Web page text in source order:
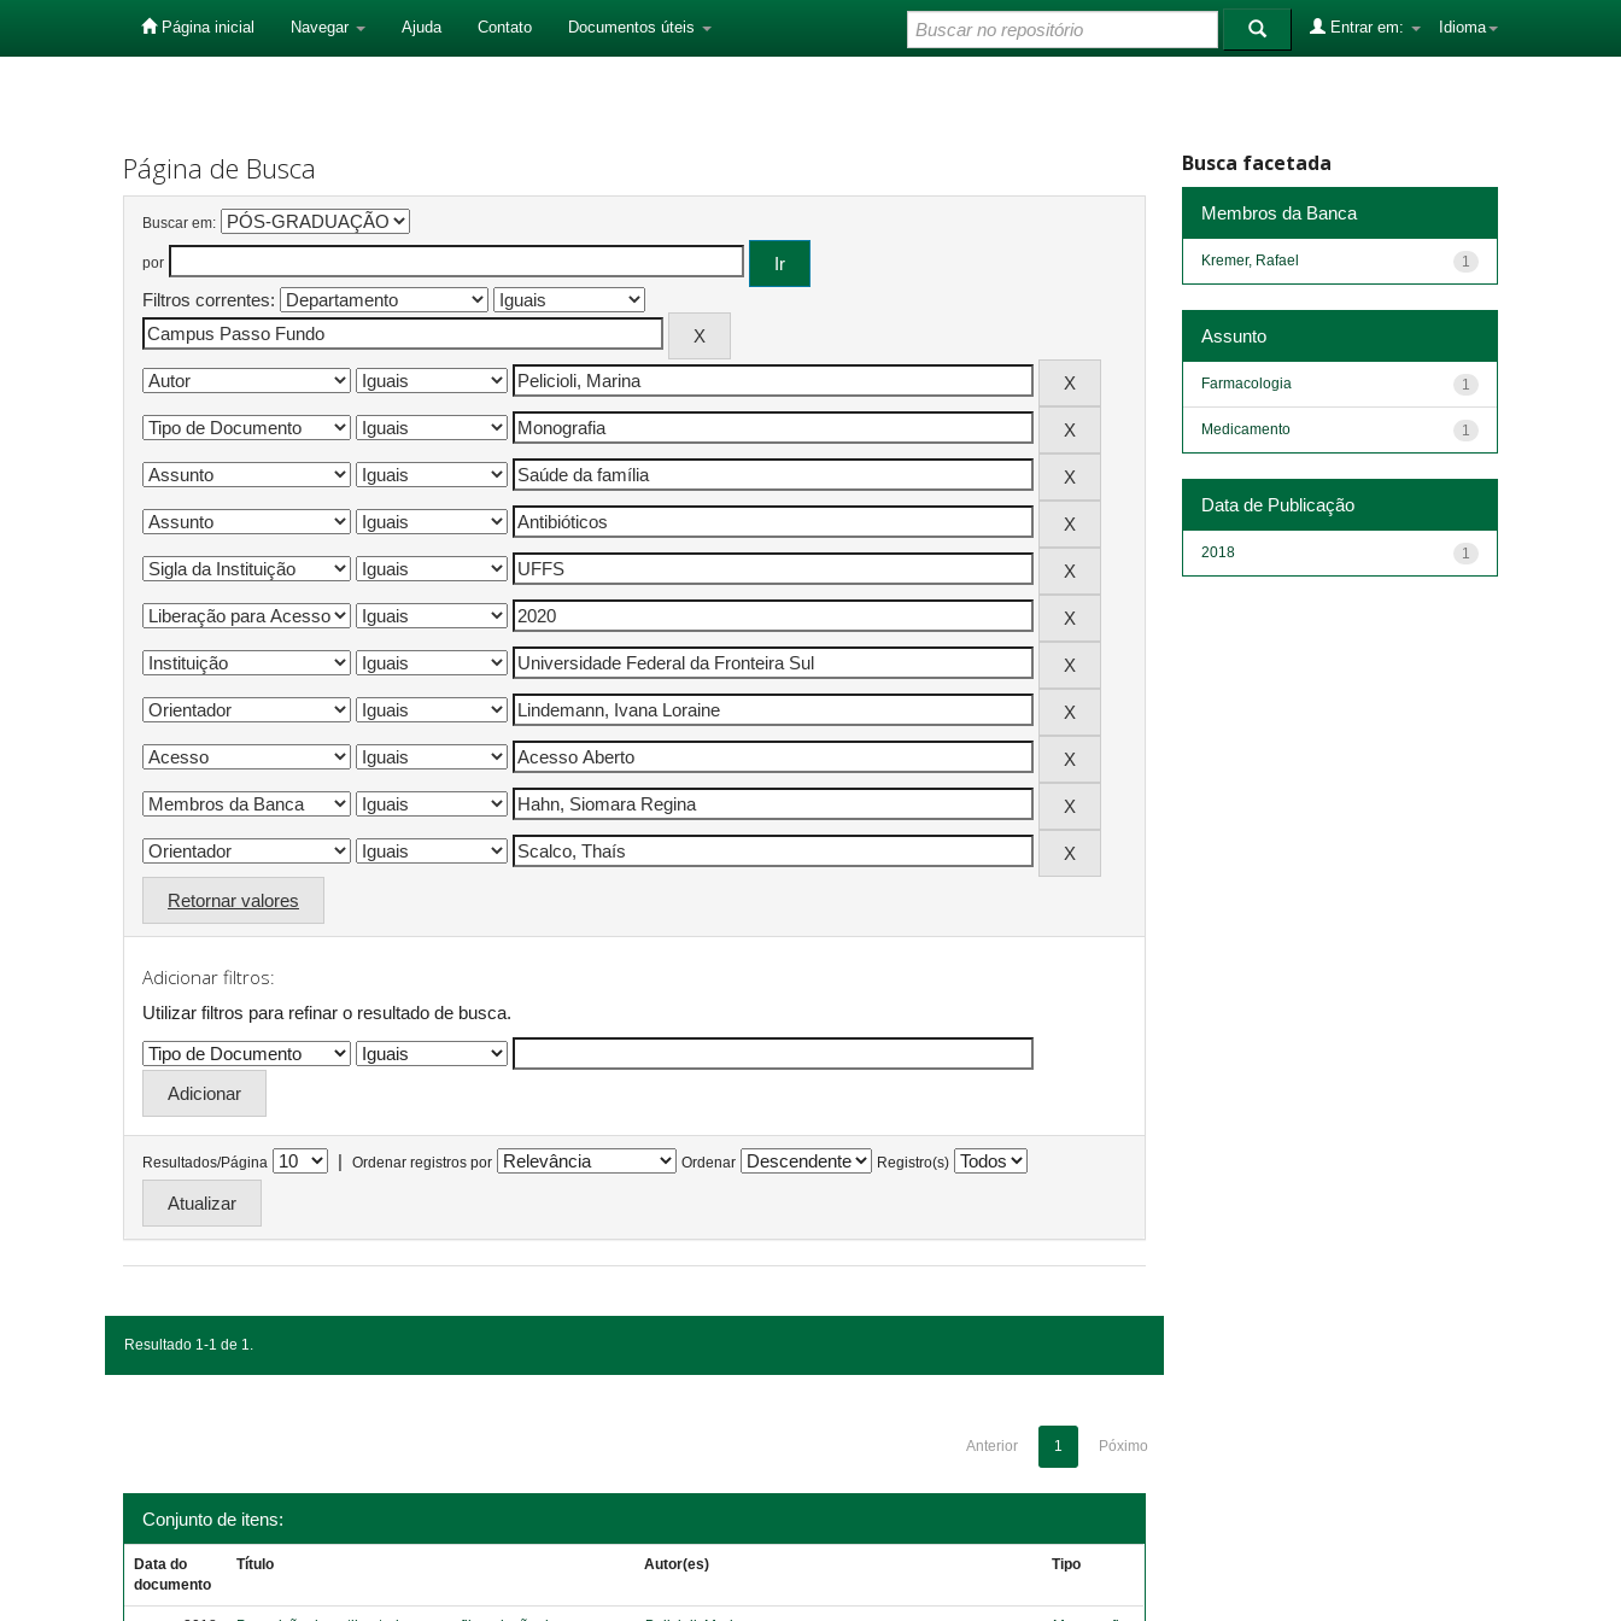
Página inicial Navegar Ajuda Contato Documentos úteis Idioma
Entrar em:
Página de Busca
Buscar em:
por
Filtros correntes:
Retornar valores
Adicionar filtros:
Utilizar filtros para refinar o resultado de busca.
Resultados/Página | Ordenar registros por Ordenar Registro(s)
Resultado 1-1 de 1.
Anterior 1 Póximo
Conjunto de itens:
Data do
documento
Título Autor(es) Tipo
Busca facetada
Membros da Banca
1
Kremer, Rafael
Assunto
1
Farmacologia
1
Medicamento
Data de Publicação
1
2018